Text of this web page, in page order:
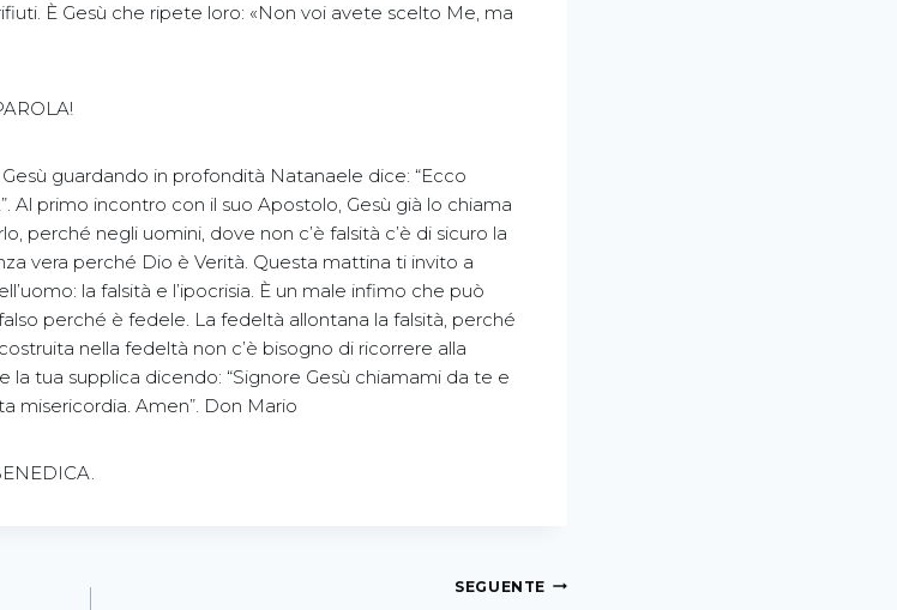
È Gesù che ripete loro: «Non voi avete scelto Me, ma
guardando in profondità Natanaele dice: “Ecco
Al primo incontro con il suo Apostolo, Gesù già lo chiama
perché negli uomini, dove non c’è falsità c’è di sicuro la
vera perché Dio è Verità. Questa mattina ti invito a
la falsità e l’ipocrisia. È un male infimo che può
perché è fedele. La fedeltà allontana la falsità, perché
nella fedeltà non c’è bisogno di ricorrere alla
la tua supplica dicendo: “Signore Gesù chiamami da te e
misericordia. Amen”. Don Mario
SEGUENTE